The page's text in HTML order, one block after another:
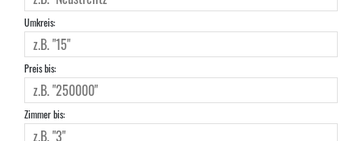
Umkreis:
Preis bis:
Zimmer bis: